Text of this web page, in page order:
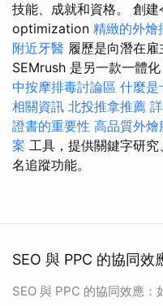
技能、成就和資格。 創
optimization 精緻的外燴
附近牙醫 履歷是向潛在雇
SEMrush 是另一款一體
中按摩排毒討論區 什麼是
相關資訊 北投推拿推薦
證書的重要性 高品質外燴
案 工具，提供關鍵字研
名追蹤功能。
SEO 與 PPC 的協同
SEO 與 PPC 的協同效應